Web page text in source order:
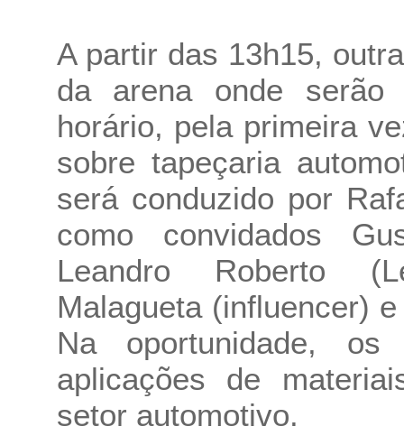
A partir das 13h15,
da arena onde serão
horário, pela primeira
sobre tapeçaria
será conduzido por
como convidados
Leandro Roberto
Malagueta (influencer)
Na oportunidade, os
aplicações de
setor automotivo.